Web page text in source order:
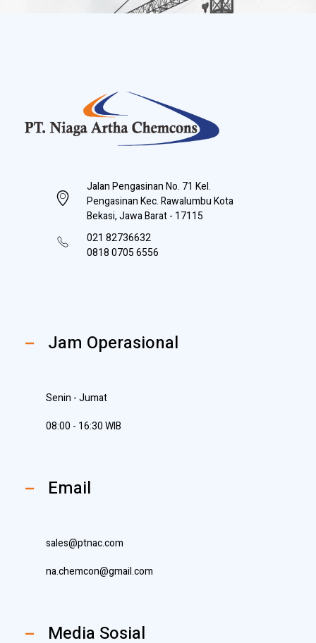
Jalan Pengasinan No. 71 Kel.
Pengasinan Kec. Rawalumbu Kota
Bekasi, Jawa Barat - 17115
021 82736632
0818 0705 6556
Jam Operasional
Senin - Jumat
08:00 - 16:30 WIB
Email
sales@ptnac.com
na.chemcon@gmail.com
Media Sosial